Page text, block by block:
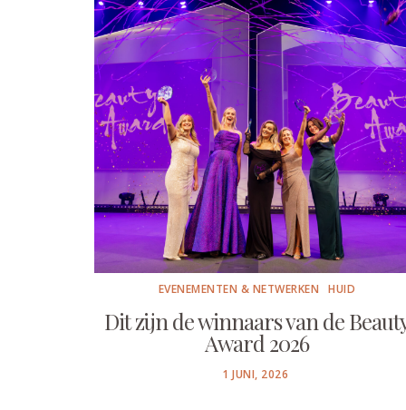
EVENEMENTEN & NETWERKEN HUID
Dit zijn de winnaars van de
Award 2026
POSTED
1 JUNI, 2026